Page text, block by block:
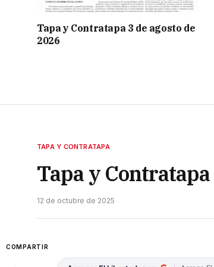
Tapa y Contratapa 3 de agosto de
2026
TAPA Y CONTRATAPA
Tapa y
12 de octubre de 2025
COMPARTIR